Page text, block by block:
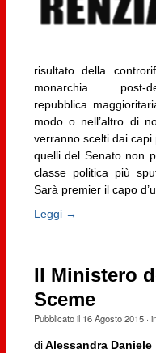
risultato della
monarchia
repubblica
modo o nell’altro di
verranno scelti dai
quelli del Senato non
classe politica più
Sarà premier il capo
Leggi →
Il Ministero
Sceme
Pubblicato il 16 Agosto 2015·
diAlessandra Daniele